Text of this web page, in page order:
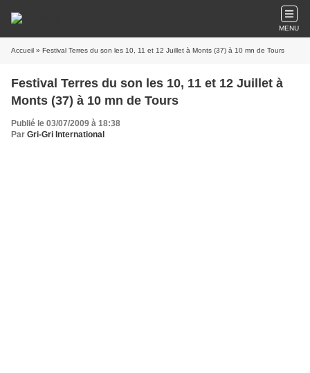
MENU
Accueil » Festival Terres du son les 10, 11 et 12 Juillet à Monts (37) à 10 mn de Tours
Festival Terres du son les 10, 11 et 12 Juillet à
Monts (37) à 10 mn de Tours
Publié le 03/07/2009 à 18:38
Par Gri-Gri International